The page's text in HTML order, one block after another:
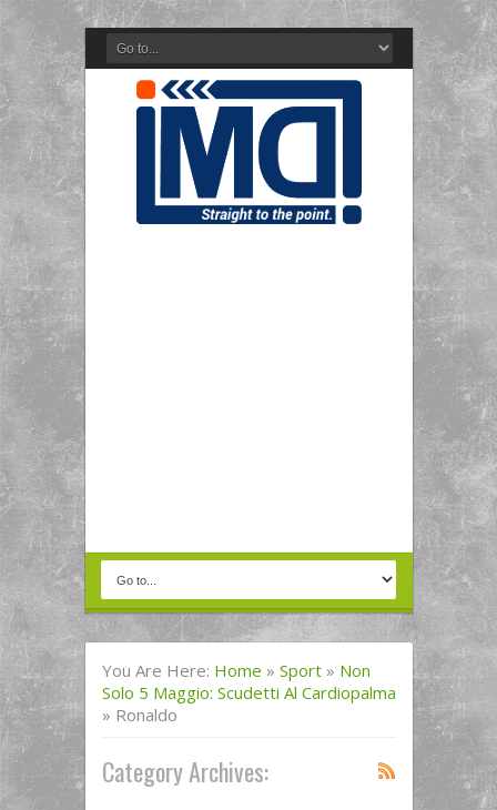
You Are Here: Home » Sport » Non
Solo 5 Maggio: Scudetti Al Cardiopalma
» Ronaldo
Category Archives: